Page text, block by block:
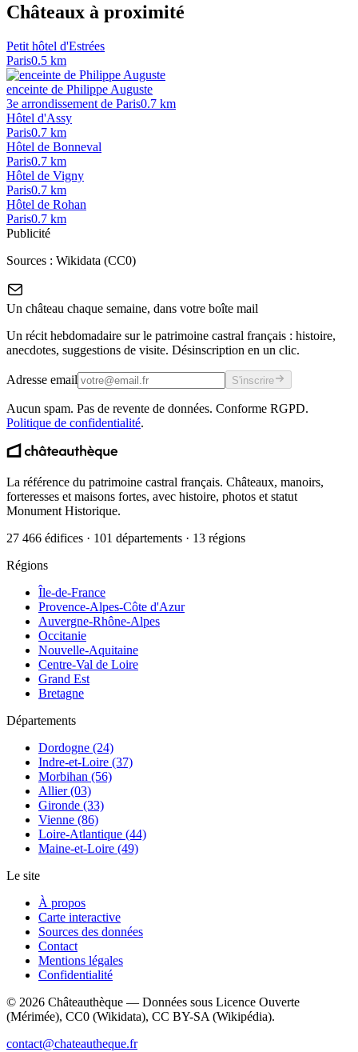
Châteaux à proximité
Petit hôtel d'Estrées
Paris0.5 km
enceinte de Philippe Auguste
3e arrondissement de Paris0.7 km
Hôtel d'Assy
Paris0.7 km
Hôtel de Bonneval
Paris0.7 km
Hôtel de Vigny
Paris0.7 km
Hôtel de Rohan
Paris0.7 km
Publicité
Sources : Wikidata (CC0)
Un château chaque semaine, dans votre boîte mail
Un récit hebdomadaire sur le patrimoine castral français : histoire,
anecdotes, suggestions de visite. Désinscription en un clic.
Adresse email S'inscrire
Aucun spam. Pas de revente de données. Conforme RGPD.
Politique de confidentialité.
La référence du patrimoine castral français. Châteaux, manoirs,
forteresses et maisons fortes, avec histoire, photos et statut
Monument Historique.
27 466 édifices · 101 départements · 13 régions
Régions
Île-de-France
Provence-Alpes-Côte d'Azur
Auvergne-Rhône-Alpes
Occitanie
Nouvelle-Aquitaine
Centre-Val de Loire
Grand Est
Bretagne
Départements
Dordogne (24)
Indre-et-Loire (37)
Morbihan (56)
Allier (03)
Gironde (33)
Vienne (86)
Loire-Atlantique (44)
Maine-et-Loire (49)
Le site
À propos
Carte interactive
Sources des données
Contact
Mentions légales
Confidentialité
© 2026 Châteauthèque — Données sous Licence Ouverte
(Mérimée), CC0 (Wikidata), CC BY-SA (Wikipédia).
contact@chateautheque.fr